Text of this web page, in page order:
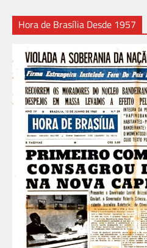
Hora de Brasília Desde 1957